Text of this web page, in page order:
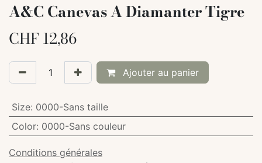
A&C Canevas A Diamanter Tigre
CHF 12,86
Ajouter au panier
Size: 0000-Sans taille
Color: 0000-Sans couleur
Conditions générales